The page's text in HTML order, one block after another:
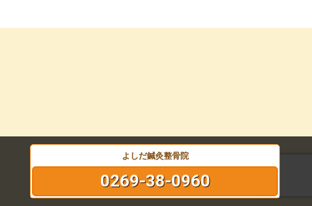
よしだ鍼灸整骨院
0269-38-0960